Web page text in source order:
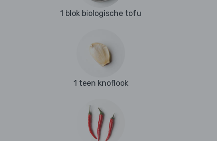
1 blok biologische tofu
1 teen knoflook